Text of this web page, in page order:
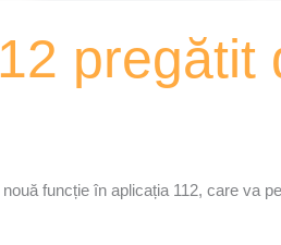
pregătit
funcție în aplicația 112, care va